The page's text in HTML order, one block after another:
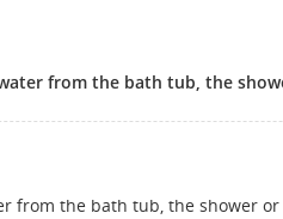
from the bath tub, the
from the bath tub, the shower or